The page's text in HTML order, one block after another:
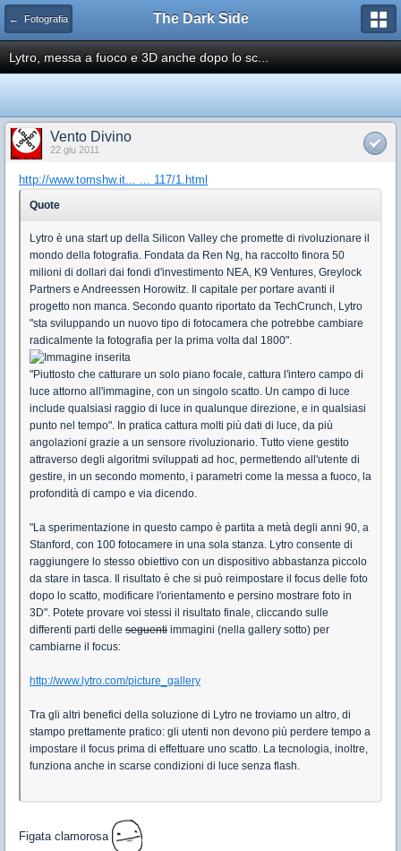
← Fotografia The Dark Side
Lytro, messa a fuoco e 3D anche dopo lo sc...
Vento Divino
22 giu 2011
http://www.tomshw.it... ... 117/1.html
Quote
Lytro è una start up della Silicon Valley che promette di rivoluzionare il
mondo della fotografia. Fondata da Ren Ng, ha raccolto finora 50
milioni di dollari dai fondi d'investimento NEA, K9 Ventures, Greylock
Partners e Andreessen Horowitz. Il capitale per portare avanti il
progetto non manca. Secondo quanto riportato da TechCrunch, Lytro
"sta sviluppando un nuovo tipo di fotocamera che potrebbe cambiare
radicalmente la fotografia per la prima volta dal 1800".
"Piuttosto che catturare un solo piano focale, cattura l'intero campo di
luce attorno all'immagine, con un singolo scatto. Un campo di luce
include qualsiasi raggio di luce in qualunque direzione, e in qualsiasi
punto nel tempo". In pratica cattura molti più dati di luce, da più
angolazioni grazie a un sensore rivoluzionario. Tutto viene gestito
attraverso degli algoritmi sviluppati ad hoc, permettendo all'utente di
gestire, in un secondo momento, i parametri come la messa a fuoco, la
profondità di campo e via dicendo.
"La sperimentazione in questo campo è partita a metà degli anni 90, a
Stanford, con 100 fotocamere in una sola stanza. Lytro consente di
raggiungere lo stesso obiettivo con un dispositivo abbastanza piccolo
da stare in tasca. Il risultato è che si può reimpostare il focus delle foto
dopo lo scatto, modificare l'orientamento e persino mostrare foto in
3D". Potete provare voi stessi il risultato finale, cliccando sulle
differenti parti delle seguenti immagini (nella gallery sotto) per
cambiarne il focus:
http://www.lytro.com/picture_gallery
Tra gli altri benefici della soluzione di Lytro ne troviamo un altro, di
stampo prettamente pratico: gli utenti non devono più perdere tempo a
impostare il focus prima di effettuare uno scatto. La tecnologia, inoltre,
funziona anche in scarse condizioni di luce senza flash.
Figata clamorosa